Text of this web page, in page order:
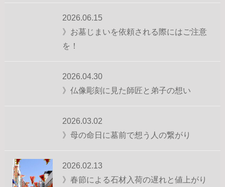
2026.06.15
》お墓じまいを依頼される際にはご注意
を！
2026.04.30
》仏像彫刻に見た師匠と弟子の想い
2026.03.02
》母の命日に墓前で想う人の繋がり
2026.02.13
》春節による石材入荷の遅れと値上がり